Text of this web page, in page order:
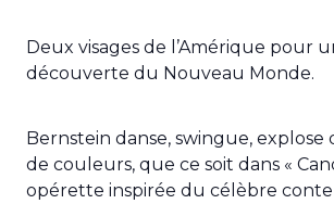
Deux visages de l’Amérique pour
découverte du Nouveau Monde.
Bernstein danse, swingue, explose
de couleurs, que ce soit dans «
opérette inspirée du célèbre conte